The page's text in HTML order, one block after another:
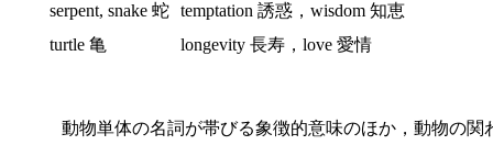
serpent, snake 蛇 temptation 誘惑，wisdom 知恵
turtle 亀
longevity 長寿，love 愛情
動物単体の名詞が帯びる象徴的意味のほか，動物の関